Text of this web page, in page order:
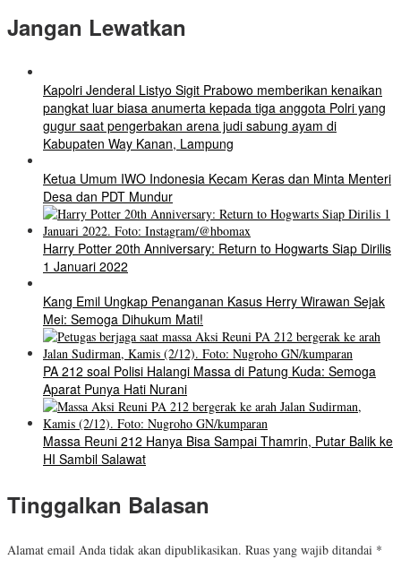
Jangan Lewatkan
Kapolri Jenderal Listyo Sigit Prabowo memberikan kenaikan
pangkat luar biasa anumerta kepada tiga anggota Polri yang
gugur saat pengerbakan arena judi sabung ayam di
Kabupaten Way Kanan, Lampung
Ketua Umum IWO Indonesia Kecam Keras dan Minta Menteri
Desa dan PDT Mundur
Harry Potter 20th Anniversary: Return to Hogwarts Siap Dirilis
1 Januari 2022
Kang Emil Ungkap Penanganan Kasus Herry Wirawan Sejak
Mei: Semoga Dihukum Mati!
PA 212 soal Polisi Halangi Massa di Patung Kuda: Semoga
Aparat Punya Hati Nurani
Massa Reuni 212 Hanya Bisa Sampai Thamrin, Putar Balik ke
HI Sambil Salawat
Tinggalkan Balasan
Alamat email Anda tidak akan dipublikasikan. Ruas yang wajib ditandai *